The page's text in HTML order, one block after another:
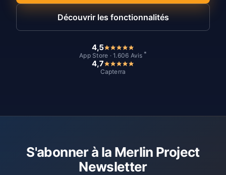
Découvrir les fonctionnalités
4,5
App Store · 1.606 Avis *
4,7
Capterra
S'abonner à la Merlin Project
Newsletter